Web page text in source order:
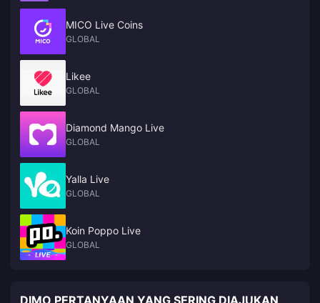
MICO Live Coins
GLOBAL
Likee
GLOBAL
Diamond Mango Live
GLOBAL
Yalla Live
GLOBAL
Koin Poppo Live
GLOBAL
DIMO PERTANYAAN YANG SERING DIAJUKAN